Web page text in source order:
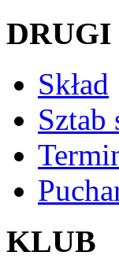
DRUGI
Skład
KLUB